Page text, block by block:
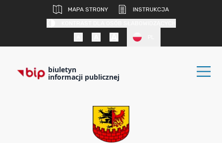
MAPA STRONY
INSTRUKCJA
biuletyn
informacji publicznej